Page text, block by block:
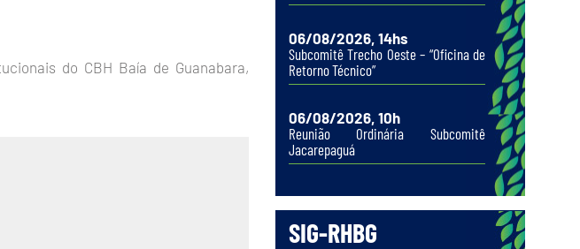
do CBH Baía de Guanabara,
06/08/2026, 14hs
Subcomitê Trecho Oeste – “Oficina de
Retorno Técnico”
06/08/2026, 10h
Reunião Ordinária Subcomitê
Jacarepaguá
SIG-RHBG